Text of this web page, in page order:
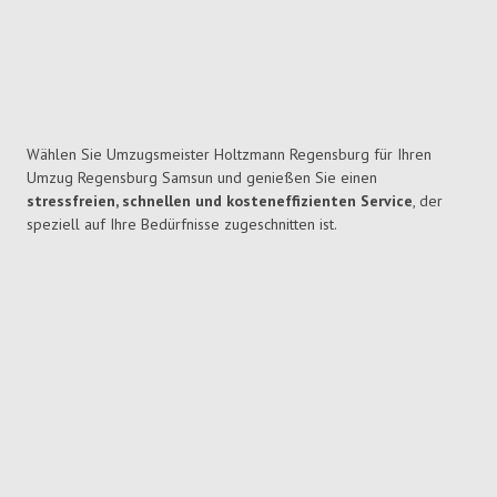
Wählen Sie Umzugsmeister Holtzmann Regensburg für Ihren
Umzug Regensburg Samsun und genießen Sie einen
stressfreien, schnellen und kosteneffizienten Service, der
speziell auf Ihre Bedürfnisse zugeschnitten ist.